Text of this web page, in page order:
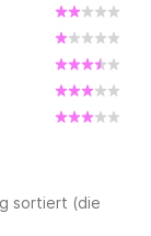
sortiert (die